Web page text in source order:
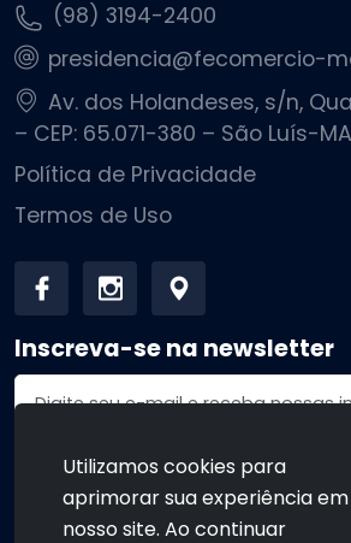
(98) 3194-2400
presidencia@fecomercio-
Av. dos Holandeses, s/n,
– CEP: 65.071-380 – São Luís-
Política de Privacidade
Termos de Uso
Inscreva-se na newsletter
Endereço de email
•
Utilizamos cookies para
aprimorar sua experiência em
nosso site. Ao continuar